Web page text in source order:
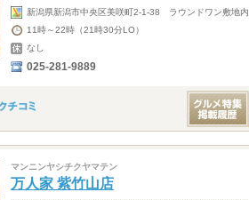
新潟県新潟市中央区美咲町2-1-38 ラウンドワン敷地内
11時～22時（21時30分LO）
なし
025-281-9889
マンニンヤシチクヤマテン
万人家 紫竹山店